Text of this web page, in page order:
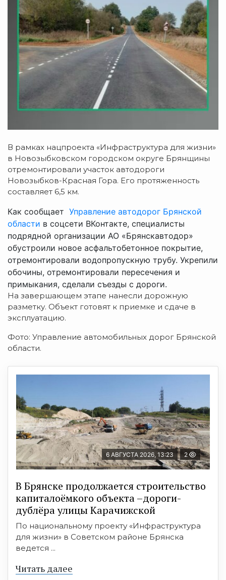
В рамках нацпроекта «Инфраструктура для жизни»
в Новозыбковском городском округе Брянщины
отремонтировали участок автодороги
Новозыбков-Красная Гора. Его протяженность
составляет 6,5 км.
Как сообщает Управление автодорог Брянской
области в соцсети ВКонтакте, специалисты
подрядной организации АО «Брянскавтодор»
обустроили новое асфальтобетонное покрытие,
отремонтировали водопропускную трубу. Укрепили
обочины, отремонтировали пересечения и
примыкания, сделали съезды с дороги.
На завершающем этапе нанесли дорожную
разметку. Объект готовят к приемке и сдаче в
эксплуатацию.
Фото: Управление автомобильных дорог Брянской
области.
6 АВГУСТА 2026, 13:23 2
В Брянске продолжается строительство
капиталоёмкого объекта –дороги-
дублёра улицы Карачижской
По национальному проекту «Инфраструктура
для жизни» в Советском районе Брянска
ведется ...
Читать далее